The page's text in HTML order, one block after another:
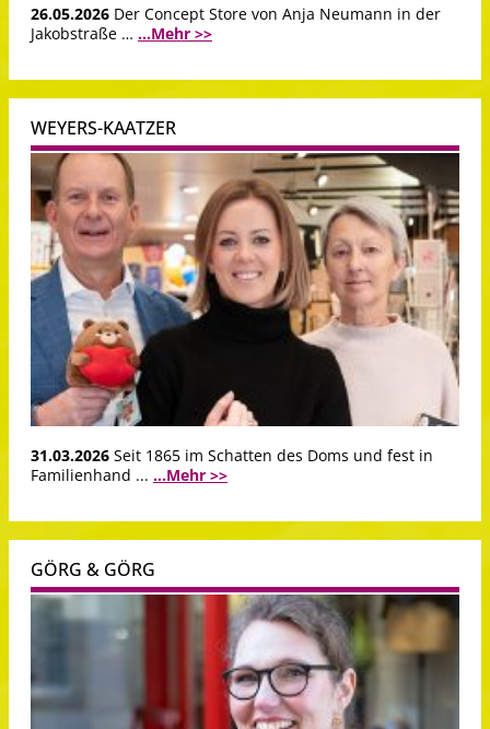
26.05.2026 Der Concept Store von Anja Neumann in der
Jakobstraße … ...Mehr >>
WEYERS-KAATZER
31.03.2026 Seit 1865 im Schatten des Doms und fest in
Familienhand ... ...Mehr >>
GÖRG & GÖRG